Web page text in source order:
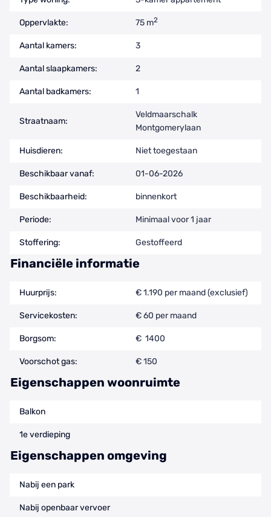
Oppervlakte: 75 m2
Aantal kamers: 3
Aantal slaapkamers: 2
Aantal badkamers: 1
Straatnaam:
Veldmaarschalk
Montgomerylaan
Huisdieren: Niet toegestaan
Beschikbaar vanaf: 01-06-2026
Beschikbaarheid: binnenkort
Periode: Minimaal voor 1 jaar
Stoffering: Gestoffeerd
Financiële informatie
Huurprijs: € 1.190 per maand (exclusief)
Servicekosten: € 60 per maand
Borgsom: € 1400
Voorschot gas: € 150
Eigenschappen woonruimte
Balkon
1e verdieping
Eigenschappen omgeving
Nabij een park
Nabij openbaar vervoer